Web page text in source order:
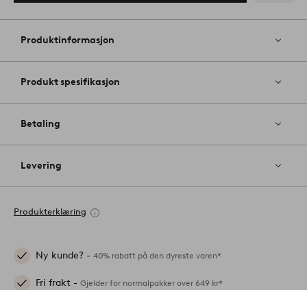
til
Produktinformasjon
Produkt spesifikasjon
Betaling
Levering
Produkterklæring
Ny kunde? - 40% rabatt på den dyreste varen*
Fri frakt - Gjelder for normalpakker over 649 kr*